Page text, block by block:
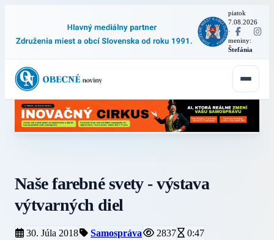
piatok
7.08.2026
·
meniny:
Štefánia
Naše farebné svety - výstava
výtvarných diel
30. Júla 2018 Samospráva 2837 0:47